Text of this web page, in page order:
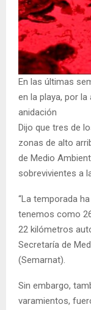
En las últimas
en la playa, por
anidación
Dijo que tres de
zonas de alto
de Medio
sobrevivientes a
“La temporada
tenemos como
22 kilómetros
Secretaría de
(Semarnat).
Sin embargo,
varamientos,